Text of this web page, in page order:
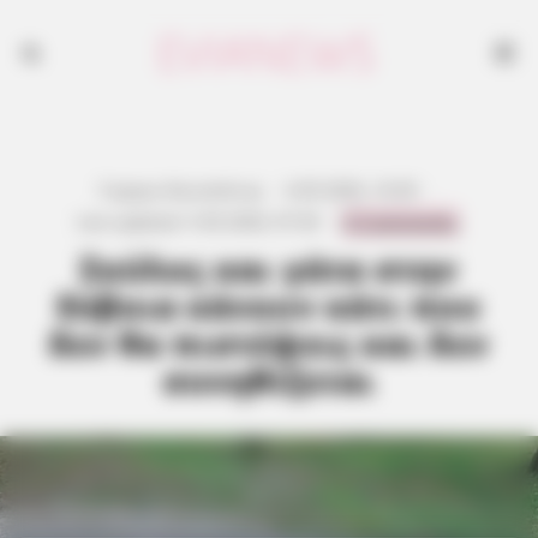
Σκύλος και γάτα στην
Εύβοια κάνουν κάτι που
δεν θα πιστέψεις και δεν
συνηθίζεται